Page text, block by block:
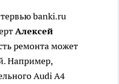
banki.ru
Алексей
ремонта может
Например,
Audi A4